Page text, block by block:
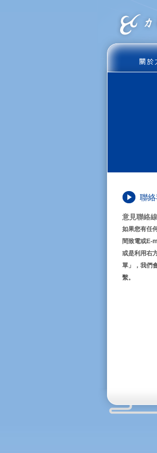
聯
意見聯絡
如果您有任
間致電或E-
或是利用右
單」，我們
繫。